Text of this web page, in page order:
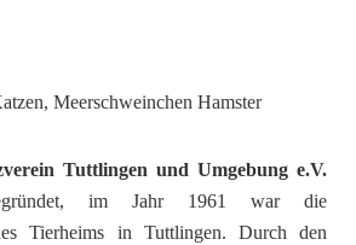
Tuttlingen und Umgebung e.V.
im Jahr 1961 war die
Tierheims in Tuttlingen. Durch den